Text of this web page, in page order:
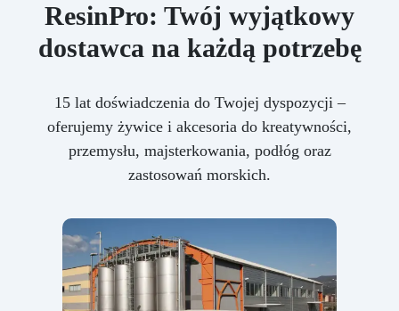
ResinPro: Twój wyjątkowy
dostawca na każdą potrzebę
15 lat doświadczenia do Twojej dyspozycji –
oferujemy żywice i akcesoria do kreatywności,
przemysłu, majsterkowania, podłóg oraz
zastosowań morskich.